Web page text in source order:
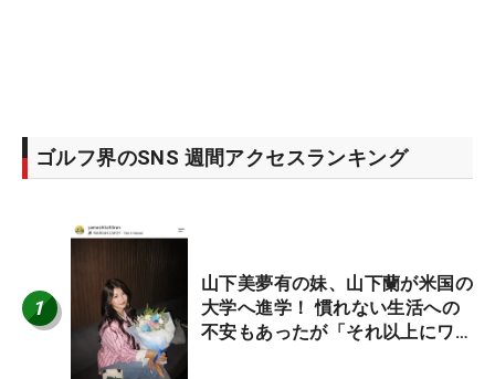
ゴルフ界のSNS 週間アクセスランキング
1
山下美夢有の妹、山下蘭が米国の
大学へ進学！ 慣れない生活への
不安もあったが「それ以上にワク